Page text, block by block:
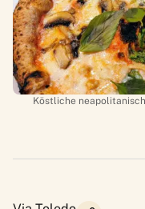
Köstliche